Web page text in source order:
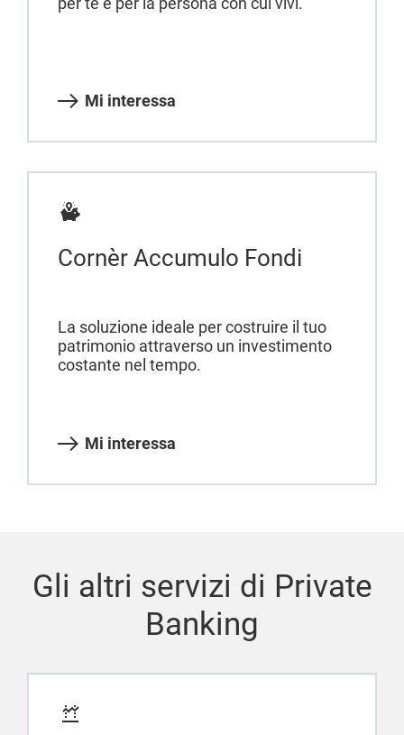
Mi interessa
Cornèr Accumulo Fondi
La soluzione ideale per costruire il tuo
patrimonio attraverso un investimento
costante nel tempo.
Mi interessa
Gli altri servizi di Private
Banking